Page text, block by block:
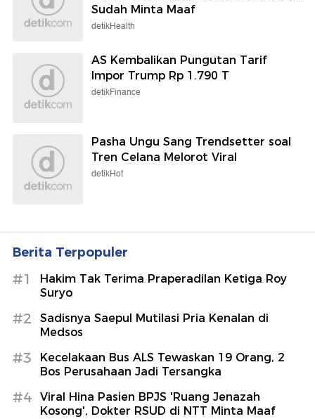
Sudah Minta Maaf
detikHealth
AS Kembalikan Pungutan Tarif
Impor Trump Rp 1.790 T
detikFinance
Pasha Ungu Sang Trendsetter soal
Tren Celana Melorot Viral
detikHot
Berita Terpopuler
#1
Hakim Tak Terima Praperadilan Ketiga Roy
Suryo
#2
Sadisnya Saepul Mutilasi Pria Kenalan di
Medsos
#3
Kecelakaan Bus ALS Tewaskan 19 Orang, 2
Bos Perusahaan Jadi Tersangka
#4
Viral Hina Pasien BPJS 'Ruang Jenazah
Kosong', Dokter RSUD di NTT Minta Maaf